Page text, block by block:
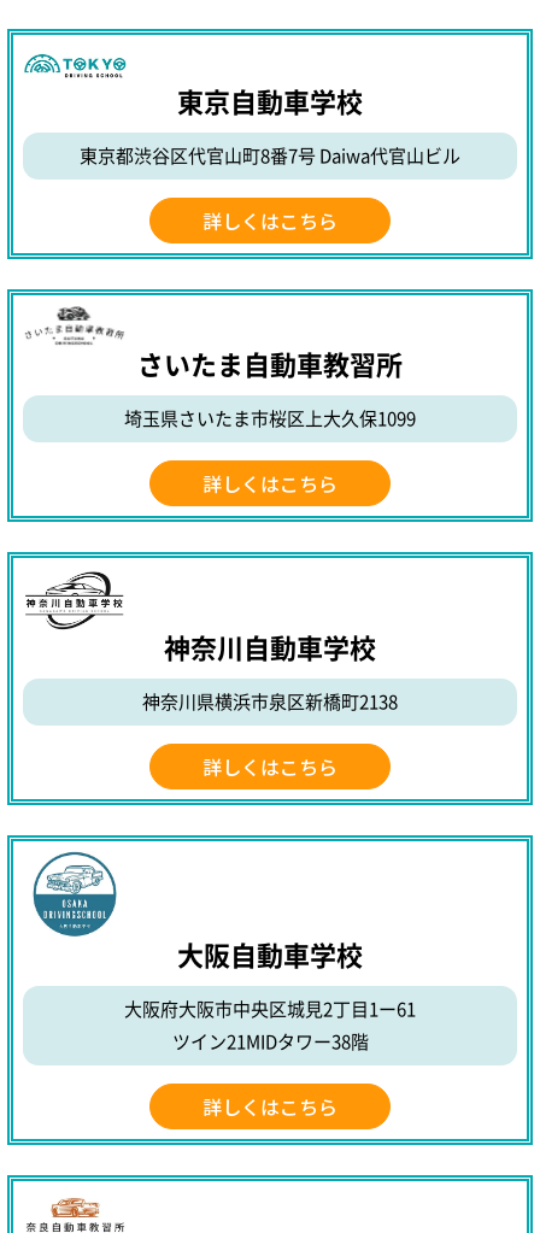
東京自動車学校
東京都渋谷区代官山町8番7号Daiwa代官山ビル
詳しくはこちら
さいたま自動車教習所
埼玉県さいたま市桜区上大久保1099
詳しくはこちら
神奈川自動車学校
神奈川県横浜市泉区新橋町2138
詳しくはこちら
大阪自動車学校
大阪府大阪市中央区城見2丁目1ー61
ツイン21MIDタワー38階
詳しくはこちら